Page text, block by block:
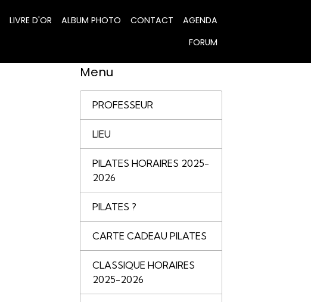
LIVRE D'OR ALBUM PHOTO CONTACT
AGENDA
FORUM
Menu
PROFESSEUR
LIEU
PILATES HORAIRES 2025-
2026
PILATES ?
CARTE CADEAU PILATES
CLASSIQUE HORAIRES
2025-2026